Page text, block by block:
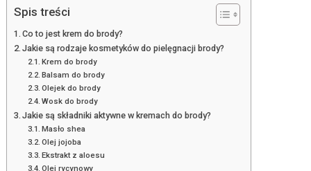
Spis treści
Co to jest krem do brody?
Jakie są rodzaje kosmetyków do pielęgnacji brody?
Krem do brody
Balsam do brody
Olejek do brody
Wosk do brody
Jakie są składniki aktywne w kremach do brody?
Masło shea
Olej jojoba
Ekstrakt z aloesu
Olej rycynowy